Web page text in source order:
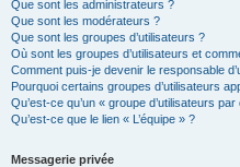
Que sont les administrateurs ?
Que sont les modérateurs ?
Que sont les groupes d’utilisateurs ?
Où sont les groupes d’utilisateurs et
Comment puis-je devenir le responsable
Pourquoi certains groupes d’utilisateurs
Qu’est-ce qu’un « groupe d’utilisateurs
Qu’est-ce que le lien « L’équipe » ?
Messagerie privée